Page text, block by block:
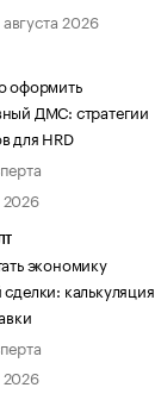
2026
оформить
ДМС: стратегии
для HRD
2026
экономику
калькуляция
2026